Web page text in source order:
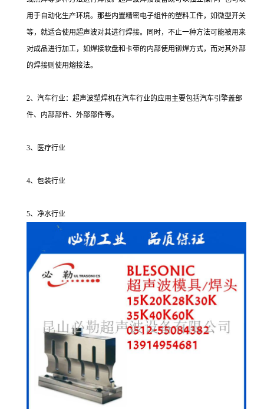
用于自动化生产环境。那些内置精密电子组件的塑料工件，如微型开关
等，就适合使用超声波对其进行焊接。同时，不止一种方法可能被用来
对成品进行加工，如焊接软盘和卡带的内部使用铆焊方式，而对其外部
的焊接则使用熔接法。
2、汽车行业：超声波塑焊机在汽车行业的应用主要包括汽车引擎盖部
件、内部部件、外部部件等。
3、医疗行业
4、包装行业
5、净水行业